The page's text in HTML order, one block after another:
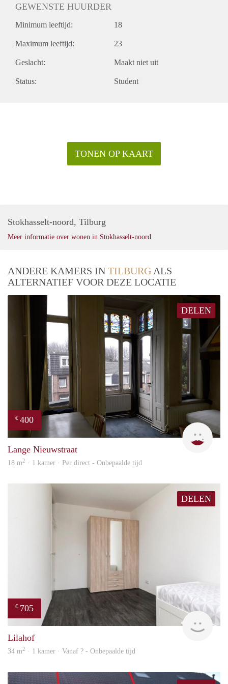
GEWENSTE HUURDER
Minimum leeftijd: 18
Maximum leeftijd: 23
Geslacht: Maakt niet uit
Status: Student
TONEN OP KAART
Stokhasselt-noord, Tilburg
Meer informatie over wonen in Stokhasselt-noord
ANDERE KAMERS IN TILBURG ALS
ALTERNATIEF VOOR DEZE LOCATIE
DELEN
€ 400
Lizet
Lange Nieuwstraat
18 m2 · 1 kamer · Per direct - Onbepaalde tijd
DELEN
€ 705
Lilahof
34 m2 · 1 kamer · Vanaf ? - Onbepaalde tijd